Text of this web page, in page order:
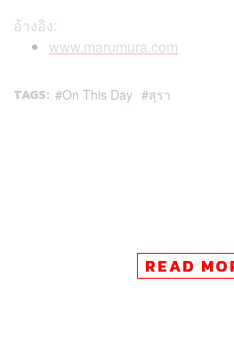
อ้างอิง:
www.marumura.com
TAGS: On This Day สุรา
READ